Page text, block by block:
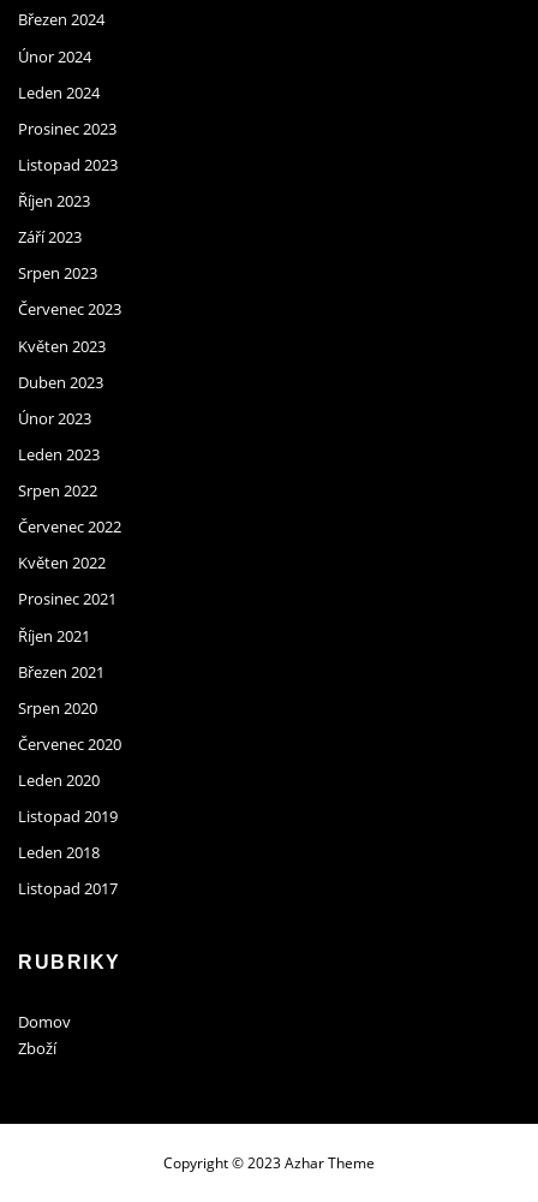
Březen 2024
Únor 2024
Leden 2024
Prosinec 2023
Listopad 2023
Říjen 2023
Září 2023
Srpen 2023
Červenec 2023
Květen 2023
Duben 2023
Únor 2023
Leden 2023
Srpen 2022
Červenec 2022
Květen 2022
Prosinec 2021
Říjen 2021
Březen 2021
Srpen 2020
Červenec 2020
Leden 2020
Listopad 2019
Leden 2018
Listopad 2017
RUBRIKY
Domov
Zboží
Copyright © 2023 Azhar Theme